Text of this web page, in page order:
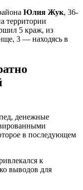
Юлия Жук, 36-
территории
5 краж, из
3 — находясь в
денежные
в последующем
к
выводов для